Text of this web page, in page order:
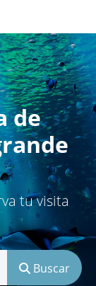
de
tu visita
Buscar